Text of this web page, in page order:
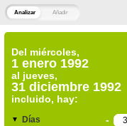
Analizar Añadir
Del miércoles,
1 enero 1992
al jueves,
31 diciembre 1992
incluido, hay:
▼ Días -